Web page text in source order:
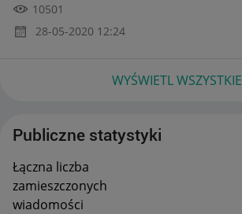
10501
‎28-05-2020 12:24
WYŚWIETL WSZYSTKIE
Publiczne statystyki
Łączna liczba
zamieszczonych
wiadomości